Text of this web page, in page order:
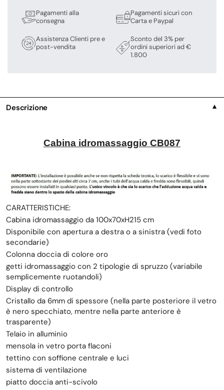
Pagamenti alla
consegna
Assistenza Clienti pre e
post-vendita
Pagamenti sicuri con
Carta e Paypal
Sconto del 3% per
ordini superiori ad €
1.800
Descrizione ▼
Cabina idromassaggio CB087
CARATTERISTICHE:
Cabina idromassaggio da 100x70xH215 cm
Disponibile con apertura a destra o a sinistra (vedi foto
secondarie)
Colonna doccia di colore oro
getti idromassaggio con 2 tipologie di spruzzo (variabile
semplicemente ruotandoli)
Display di controllo
Cristallo da 6mm di spessore (nella parte posteriore il vetro
è nero specchiato, mentre nella parte anteriore è
trasparente)
Telaio in alluminio
mensola in vetro porta flaconi
tettino con soffione centrale e luci
sistema di ventilazione
piatto doccia anti-scivolo